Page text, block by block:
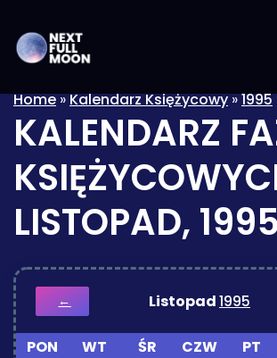
Home»Kalendarz Księżycowy»1995
KALENDARZ
LISTOPAD, 1995
← Listopad1995
PON WT ŚR CZW PT